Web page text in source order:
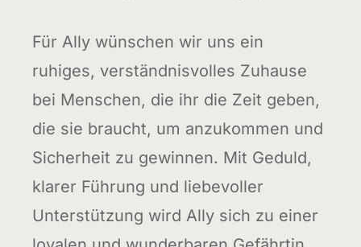
Für Ally wünschen wir uns ein
ruhiges, verständnisvolles Zuhause
bei Menschen, die ihr die Zeit geben,
die sie braucht, um anzukommen und
Sicherheit zu gewinnen. Mit Geduld,
klarer Führung und liebevoller
Unterstützung wird Ally sich zu einer